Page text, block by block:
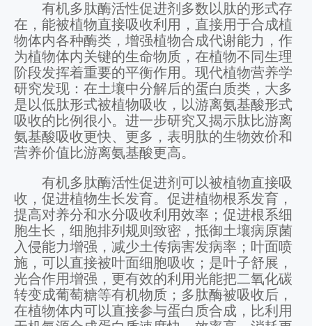
有机多肽酶活性促进剂多数以肽的形式存
在，能被植物直接吸收利用，直接用于合成植
物体内各种酶类，增强植物合成代谢能力，作
为植物体内关键的生命物质，在植物不同生理
阶段发挥着重要的平衡作用。现代植物营养学
研究发现：在土壤中分解后的蛋白质类，大多
是以低肽形式被植物吸收，以游离氨基酸形式
吸收的比例很小。进一步研究又揭示肽比游离
氨基酸吸收更快、更多，表明肽的生物效价和
营养价值比游离氨基酸更高。
有机多肽酶活性促进剂可以被植物直接吸
收，促进植物生长发育。促进植物根系发育，
提高对养分和水分吸收利用效率；促进根系细
胞生长，细胞排列规则致密，抵御土壤病原菌
入侵能力增强，减少土传病害发病率；叶面喷
施，可以直接被叶面细胞吸收；是叶子舒展，
光合作用增强，更有效的利用光能把二氧化碳
转变成葡萄糖等有机物质；多肽酶被吸收后，
在植物体内可以直接参与蛋白质合成，比利用